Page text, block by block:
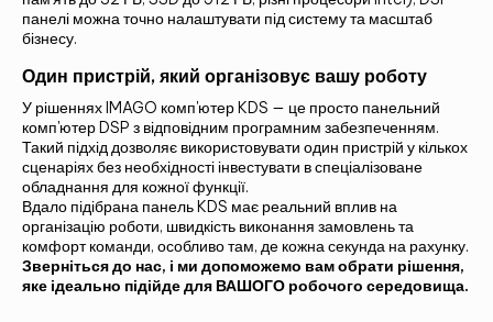
панелі можна точно налаштувати під систему та масштаб
бізнесу.
Один пристрій, який організовує вашу роботу
У рішеннях IMAGO комп'ютер KDS — це просто панельний
комп'ютер DSP з відповідним програмним забезпеченням.
Такий підхід дозволяє використовувати один пристрій у кількох
сценаріях без необхідності інвестувати в спеціалізоване
обладнання для кожної функції.
Вдало підібрана панель KDS має реальний вплив на
організацію роботи, швидкість виконання замовлень та
комфорт команди, особливо там, де кожна секунда на рахунку.
Зверніться до нас, і ми допоможемо вам обрати рішення,
яке ідеально підійде для ВАШОГО робочого середовища.